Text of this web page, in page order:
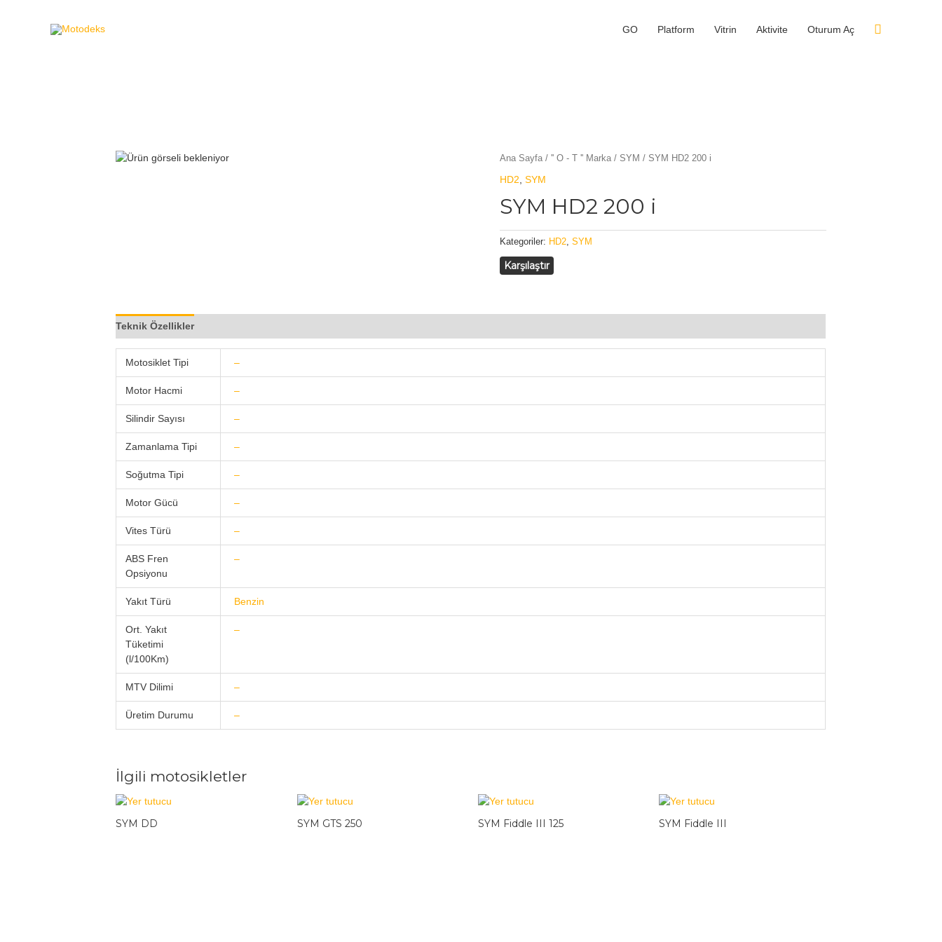
GO Platform Vitrin Aktivite Oturum Aç
Ana Sayfa/ '' O - T '' Marka/ SYM / SYM HD2 200 i
HD2 SYM
SYM HD2 200 i
Kategoriler: HD2, SYM
Karşılaştır
Teknik Özellikler
Motosiklet Tipi –
Motor Hacmi –
Silindir Sayısı –
Zamanlama Tipi –
Soğutma Tipi –
Motor Gücü –
Vites Türü –
ABS Fren
Opsiyonu
–
Yakıt Türü Benzin
Ort. Yakıt
Tüketimi
(l/100Km)
–
MTV Dilimi –
Üretim Durumu –
İlgili motosikletler
SYM DD SYM GTS 250 SYM Fiddle III 125 SYM Fiddle III